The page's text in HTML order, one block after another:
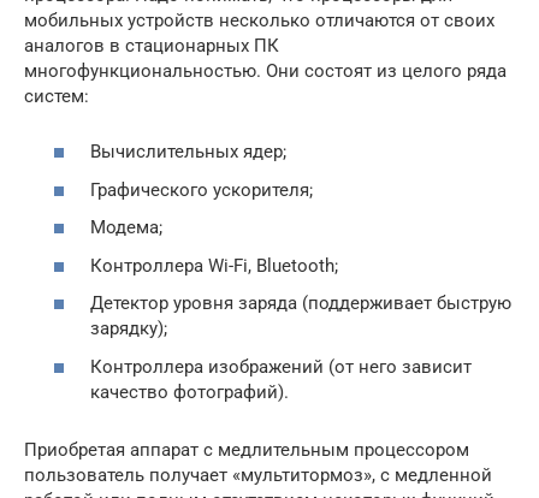
мобильных устройств несколько отличаются от своих
аналогов в стационарных ПК
многофункциональностью. Они состоят из целого ряда
систем:
Вычислительных ядер;
Графического ускорителя;
Модема;
Контроллера Wi-Fi, Bluetooth;
Детектор уровня заряда (поддерживает быструю
зарядку);
Контроллера изображений (от него зависит
качество фотографий).
Приобретая аппарат с медлительным процессором
пользователь получает «мультитормоз», с медленной